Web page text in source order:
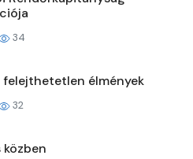
34
felejthetetlen élmények
32